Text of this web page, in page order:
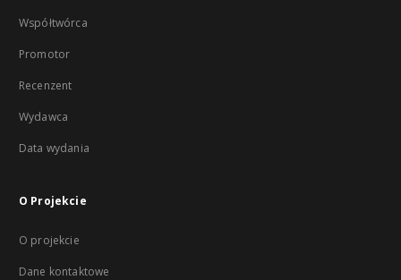
Współtwórca
Promotor
Recenzent
Wydawca
Data wydania
O Projekcie
O projekcie
Dane kontaktowe